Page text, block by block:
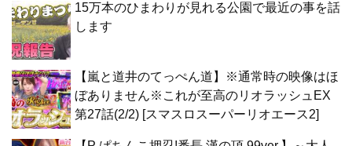
15万本のひまわりが見れる公園で最近の事を話
します
【嵐と道井のてっぺん道】※通常時の映像はほ
ぼありません※これが至高のリオラッシュEX
第27話(2/2) [スマスロスーパーリオエース2]